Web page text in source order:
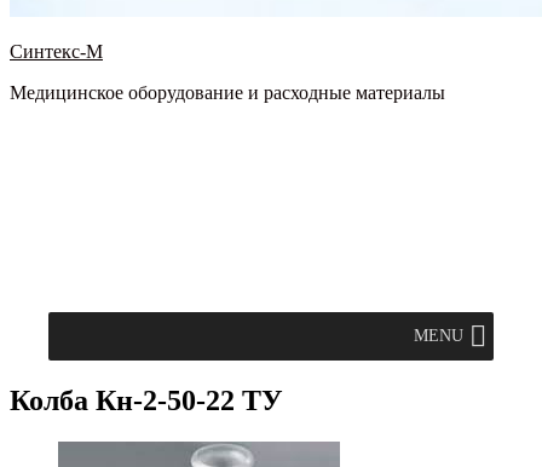
Синтекс-М
Медицинское оборудование и расходные материалы
MENU
Колба Кн-2-50-22 ТУ